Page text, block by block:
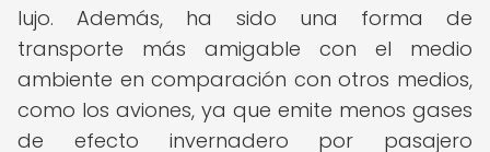
lujo. Además, ha sido una forma de
transporte más amigable con el medio
ambiente en comparación con otros medios,
como los aviones, ya que emite menos gases
de efecto invernadero por pasajero